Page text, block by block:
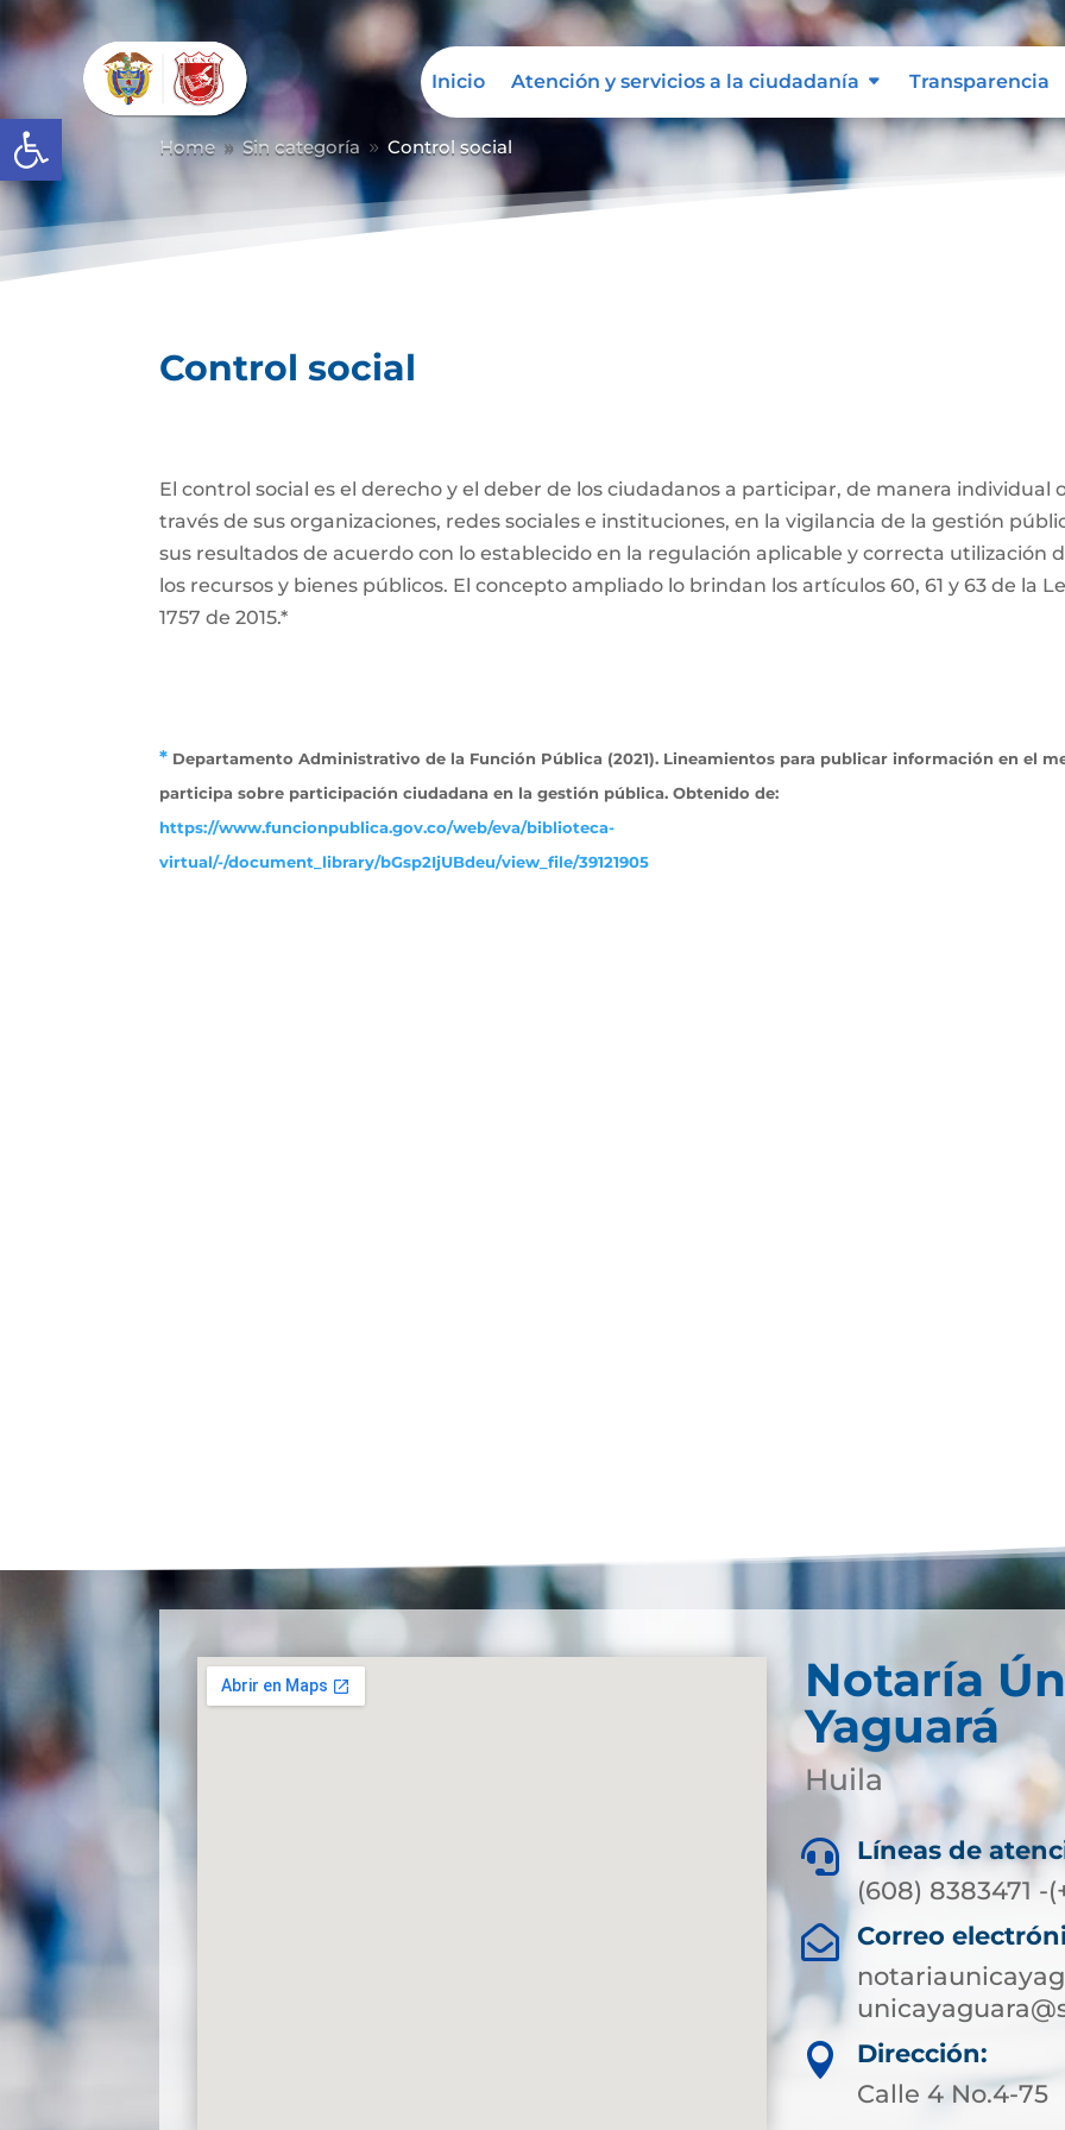
Abrir barra de herramientas
Inicio Atención y servicios a la ciudadanía Transparencia
Home 9 Sin categoría 9 Control social
Control social
El control social es el derecho y el deber de los ciudadanos a participar, de manera individual
través de sus organizaciones, redes sociales e instituciones, en la vigilancia de la gestión
sus resultados de acuerdo con lo establecido en la regulación aplicable y correcta utilización
los recursos y bienes públicos. El concepto ampliado lo brindan los artículos 60, 61 y 63 de la
1757 de 2015.*
* Departamento Administrativo de la Función Pública (2021). Lineamientos para publicar información en el
participa sobre participación ciudadana en la gestión pública. Obtenido de:
https://www.funcionpublica.gov.co/web/eva/biblioteca-
virtual/-/document_library/bGsp2IjUBdeu/view_file/39121905
Notaría
Yaguará
Huila

Líneas de
(608) 8383471 -

Correo

Dirección:
Calle 4 No.4-75